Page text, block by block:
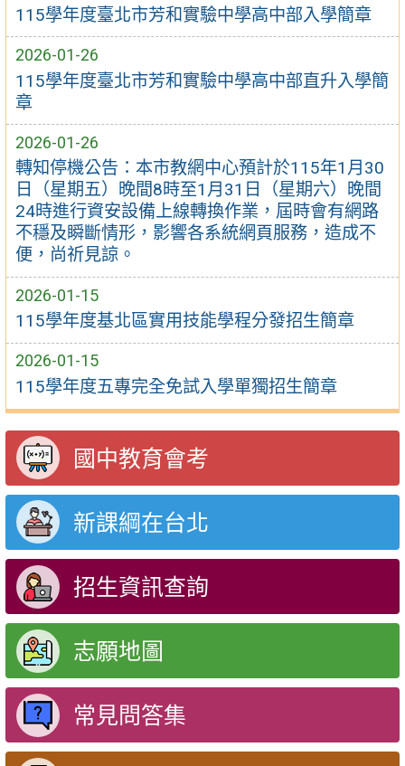
115學年度臺北市芳和實驗中學高中部入學簡章
2026-01-26
115學年度臺北市芳和實驗中學高中部直升入學簡
章
2026-01-26
轉知停機公告：本市教網中心預計於115年1月30
日（星期五）晚間8時至1月31日（星期六）晚間
24時進行資安設備上線轉換作業，屆時會有網路
不穩及瞬斷情形，影響各系統網頁服務，造成不
便，尚祈見諒。
2026-01-15
115學年度基北區實用技能學程分發招生簡章
2026-01-15
115學年度五專完全免試入學單獨招生簡章
國中教育會考
新課綱在台北
招生資訊查詢
志願地圖
常見問答集